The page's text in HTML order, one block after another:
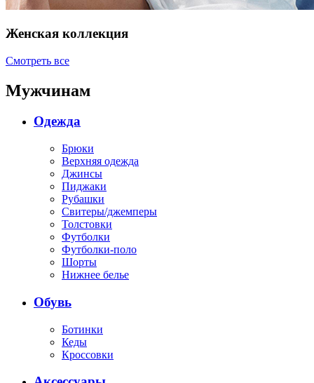
Женская коллекция
Смотреть все
Мужчинам
Одежда
Брюки
Верхняя одежда
Джинсы
Пиджаки
Рубашки
Свитеры/джемперы
Толстовки
Футболки
Футболки-поло
Шорты
Нижнее белье
Обувь
Ботинки
Кеды
Кроссовки